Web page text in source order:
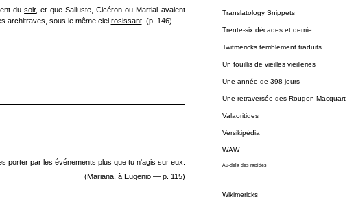
Translatology Snippets
Trente-six décades et demie
Twitmericks terriblement traduits
Un fouillis de vieilles vieilleries
Une année de 398 jours
Une retraversée des Rougon-Macquart
Valaoritides
Versikipédia
WAW
Au-delà des rapides
Wikimericks
dusoir, et que Salluste, Cicéron ou Martial avaient
architraves, sous le même ciel rosissant. (p. 146)
porter par les événements plus que tu n'agis sur eux.
(Mariana, à Eugenio — p. 115)